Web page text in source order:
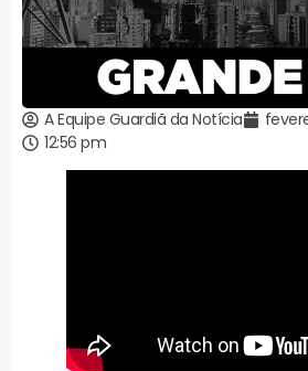
A Equipe Guardiã da Notícia
12:56 pm